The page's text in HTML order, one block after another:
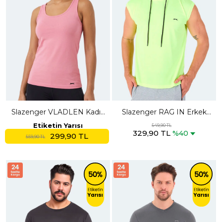
Slazenger VLADLEN Kadın
Slim Fıt Kolsuz Gül Atlet
Etiketin Yarısı
559,90 TL 299,90 TL
Slazenger RAG IN Erkek
Kolsuz Neon Sarı Tişört
549,90 TL
329,90 TL %40